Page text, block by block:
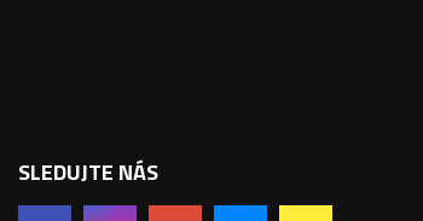
SLEDUJTE NÁS